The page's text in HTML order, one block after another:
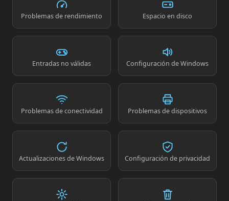
Problemas de rendimiento Espacio en disco
Entradas no válidas Configuración de Windows
Problemas de conectividad Problemas de dispositivos
Actualizaciones de Windows Configuración de privacidad